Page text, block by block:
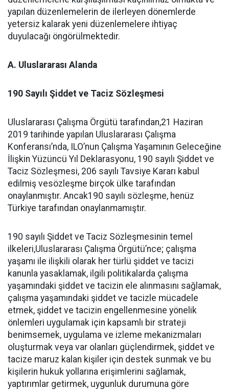
yapılan düzenlemelerin de ilerleyen dönemlerde
yetersiz kalarak yeni düzenlemelere ihtiyaç
duyulacağı öngörülmektedir.
A. Uluslararası Alanda
190 Sayılı Şiddet ve Taciz Sözleşmesi
Uluslararası Çalışma Örgütü tarafından,21 Haziran
2019 tarihinde yapılan Uluslararası Çalışma
Konferansı’nda, ILO’nun Çalışma Yaşamının Geleceğine
İlişkin Yüzüncü Yıl Deklarasyonu, 190 sayılı Şiddet ve
Taciz Sözleşmesi, 206 sayılı Tavsiye Kararı kabul
edilmiş vesözleşme birçok ülke tarafından
onaylanmıştır. Ancak190 sayılı sözleşme, henüz
Türkiye tarafından onaylanmamıştır.
190 sayılı Şiddet ve Taciz Sözleşmesinin temel
ilkeleri,Uluslararası Çalışma Örgütü’nce; çalışma
yaşamı ile ilişkili olarak her türlü şiddet ve tacizi
kanunla yasaklamak, ilgili politikalarda çalışma
yaşamındaki şiddet ve tacizin ele alınmasını sağlamak,
çalışma yaşamındaki şiddet ve tacizle mücadele
etmek, şiddet ve tacizin engellenmesine yönelik
önlemleri uygulamak için kapsamlı bir strateji
benimsemek, uygulama ve izleme mekanizmaları
oluşturmak veya var olanları güçlendirmek, şiddet ve
tacize maruz kalan kişiler için destek sunmak ve bu
kişilerin hukuk yollarına erişimlerini sağlamak,
yaptırımlar getirmek, uygunluk durumuna göre